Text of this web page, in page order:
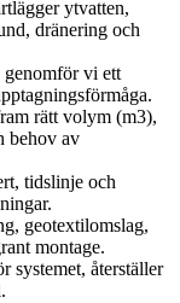
ytvatten,
dränering och
vi ett
rätt volym (m3),
behov av
tidslinje och
geotextilomslag,
montage.
systemet, återställer